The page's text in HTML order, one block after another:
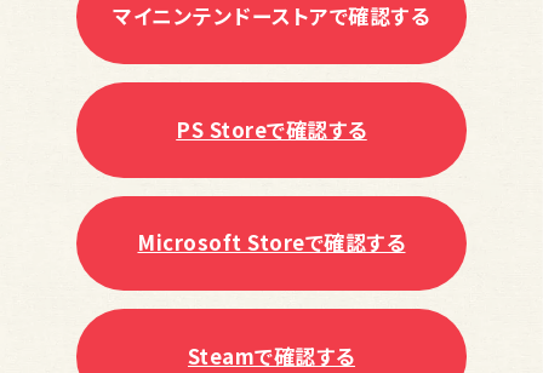
マイニンテンドーストアで確認する
PS Storeで確認する
Microsoft Storeで確認する
Steamで確認する